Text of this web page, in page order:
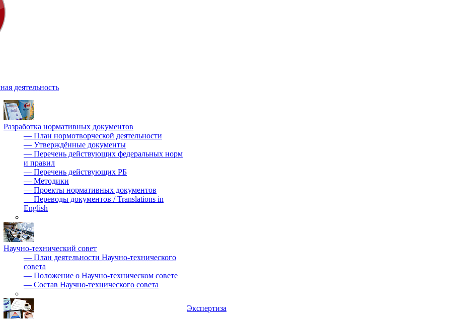
деятельность
Разработка нормативных документов
— План нормотворческой деятельности
— Утверждённые документы
— Перечень действующих федеральных норм
и правил
— Перечень действующих РБ
— Методики
— Проекты нормативных документов
— Переводы документов / Translations in
English
Научно-технический совет
— План деятельности Научно-технического
совета
— Положение о Научно-техническом совете
— Состав Научно-технического совета
Экспертиза